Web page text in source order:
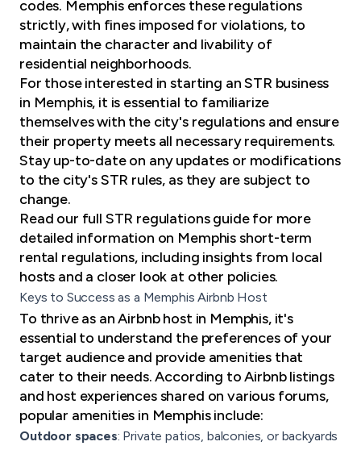
codes. Memphis enforces these regulations
strictly, with fines imposed for violations, to
maintain the character and livability of
residential neighborhoods.
For those interested in starting an STR business
in Memphis, it is essential to familiarize
themselves with the city's regulations and ensure
their property meets all necessary requirements.
Stay up-to-date on any updates or modifications
to the city's STR rules, as they are subject to
change.
Read our full STR regulations guidefor more
detailed information on Memphis short-term
rental regulations, including insights from local
hosts and a closer look at other policies.
Keys to Success as a Memphis Airbnb Host
To thrive as an Airbnb host in Memphis, it's
essential to understand the preferences of your
target audience and provide amenities that
cater to their needs. According to Airbnb listings
and host experiences shared on various forums,
popular amenities in Memphis include:
Outdoor spaces: Private patios, balconies, or backyards